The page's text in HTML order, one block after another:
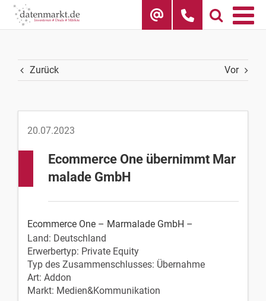
Skip
Zurück Vor
20.07.2023
Ecommerce One übernimmt Mar
malade GmbH
Ecommerce One – Marmalade GmbH –
Land: Deutschland
Erwerbertyp: Private Equity
Typ des Zusammenschlusses: Übernahme
Art: Addon
Markt: Medien&Kommunikation